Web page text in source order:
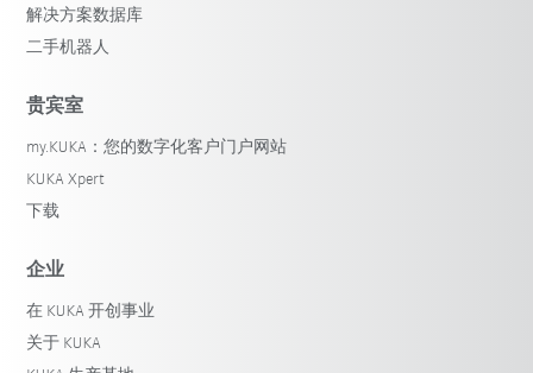
解决方案数据库
二手机器人
贵宾室
my.KUKA：您的数字化客户门户网站
KUKA Xpert
下载
企业
在 KUKA 开创事业
关于 KUKA